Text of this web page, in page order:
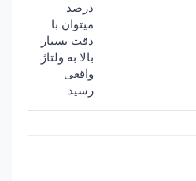
درصد
میتوان با
دقت بسیار
بالا به ولتاژ
واقعی
رسید